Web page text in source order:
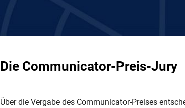
Die Communicator-Preis-Jury
Über die Vergabe des Communicator-Preises